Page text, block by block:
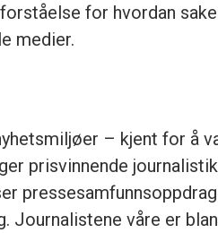
for hvordan
medier.
– kjent for å
prisvinnende
Journalistene våre er